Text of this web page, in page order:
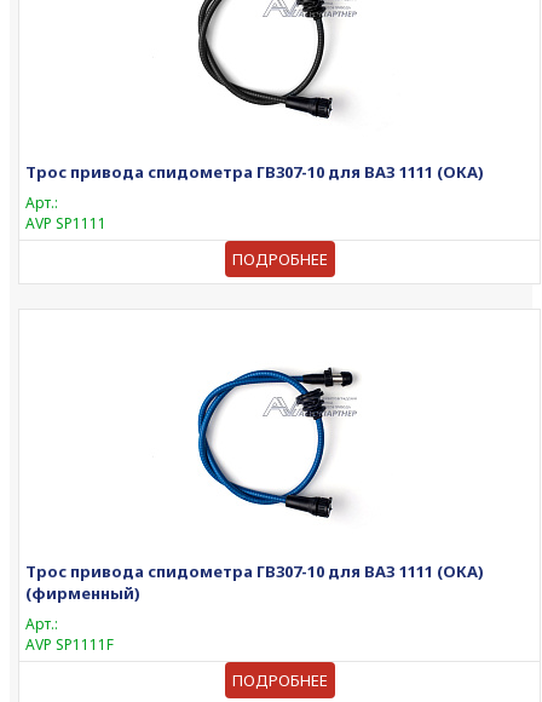
Трос привода спидометра ГВ307-10 для ВАЗ 1111 (ОКА)
Арт.:
AVP SP1111
ПОДРОБНЕЕ
Трос привода спидометра ГВ307-10 для ВАЗ 1111 (ОКА)
(фирменный)
Арт.:
AVP SP1111F
ПОДРОБНЕЕ